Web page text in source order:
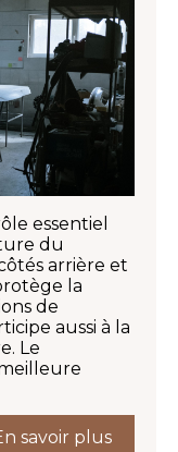
essentiel
du
arrière et
la
de
aussi à la
Le
savoir plus